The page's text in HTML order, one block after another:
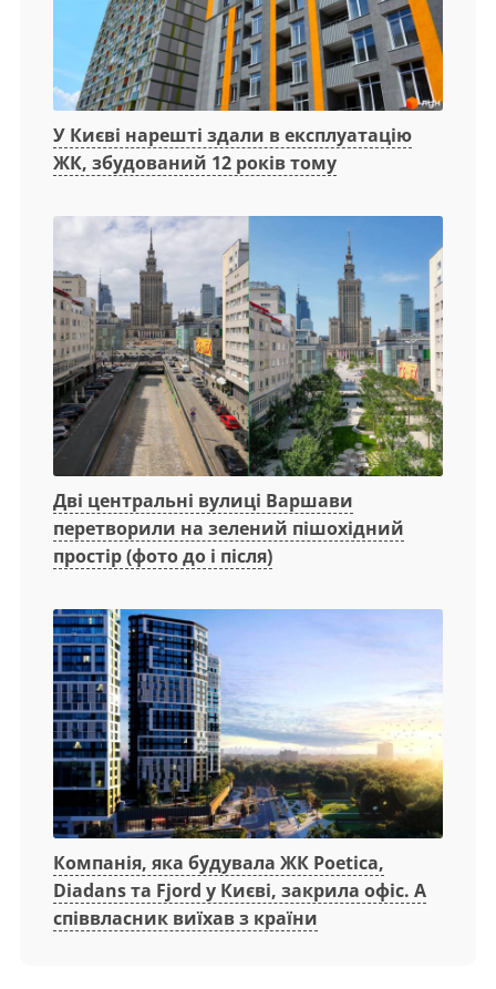
У Києві нарешті здали в експлуатацію
ЖК, збудований 12 років тому
Дві центральні вулиці Варшави
перетворили на зелений пішохідний
простір (фото до і після)
Компанія, яка будувала ЖК Poetica,
Diadans та Fjord у Києві, закрила офіс. А
співвласник виїхав з країни